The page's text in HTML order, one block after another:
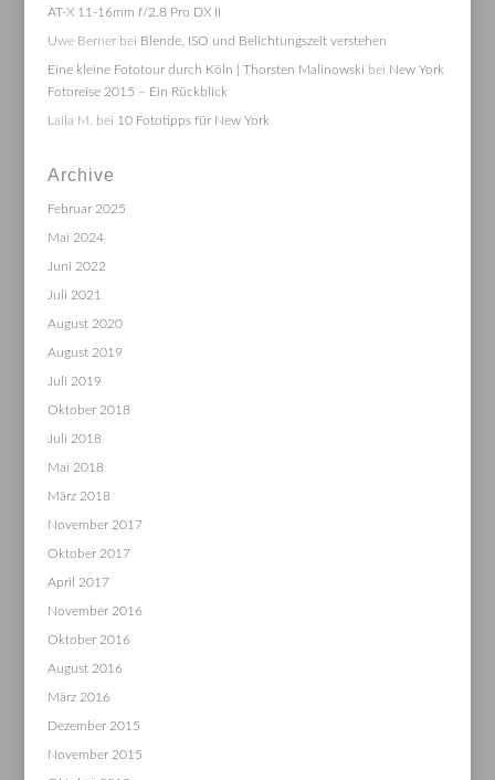
AT-X 11-16mm f/2.8 Pro DX II
Uwe Bernerbei Blende, ISO und Belichtungszeit verstehen
Eine kleine Fototour durch Köln | Thorsten Malinowski bei New York
Fotoreise 2015 – Ein Rückblick
Laila M. bei 10 Fototipps für New York
Archive
Februar 2025
Mai 2024
Juni 2022
Juli 2021
August 2020
August 2019
Juli 2019
Oktober 2018
Juli 2018
Mai 2018
März 2018
November 2017
Oktober 2017
April 2017
November 2016
Oktober 2016
August 2016
März 2016
Dezember 2015
November 2015